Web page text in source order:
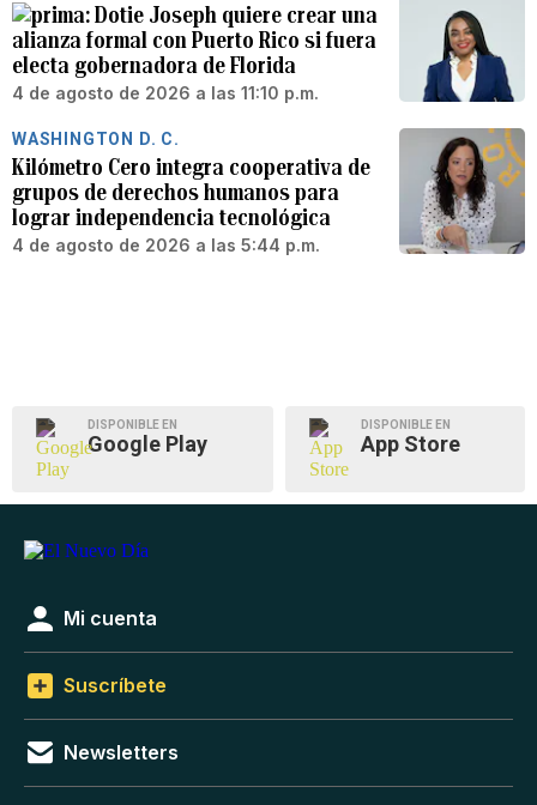
Dotie Joseph quiere crear una
alianza formal con Puerto Rico si fuera
electa gobernadora de Florida
4 de agosto de 2026 a las 11:10 p.m.
WASHINGTON D. C.
Kilómetro Cero integra cooperativa de
grupos de derechos humanos para
lograr independencia tecnológica
4 de agosto de 2026 a las 5:44 p.m.
DISPONIBLE EN
Google Play
DISPONIBLE EN
App Store
Mi cuenta
Suscríbete
Newsletters